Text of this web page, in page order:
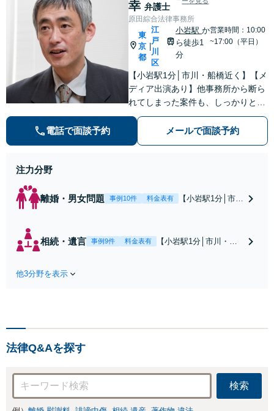
幸 弁護士
原田綜合法律事務所
東
京
都
江
戸
川
区
小岩駅か
ら徒歩1
分
営業時間：10:00
~17:00（平日）
【小岩駅1分│市川・船橋近く】【メ
ディア出演あり】他事務所から断ら
れてしまった案件も、しっかりと面
談し、法的アドバイスをいたします
【解決実績約1000件】豊富な離婚調
停・裁判実績あり【不動産業界出
電話で面談予約 メールで面談予約
注力分野
離婚・男女問題 事例10件 料金表有
【小岩駅1分│市
回避、裁判提起前
の和解、子の認知
相続・遺言 事例9件 料金表有
【小岩駅1分│市川・船
しい地域の皆さまも、
休日対応可】
他3分野を表示
法律Q&Aを探す
検索